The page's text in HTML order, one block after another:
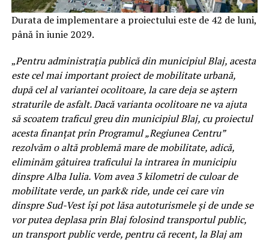
Durata de implementare a proiectului este de 42 de luni,
până în iunie 2029.
„Pentru administrația publică din municipiul Blaj, acesta
este cel mai important proiect de mobilitate urbană,
după cel al variantei ocolitoare, la care deja se aștern
straturile de asfalt. Dacă varianta ocolitoare ne va ajuta
să scoatem traficul greu din municipiul Blaj, cu proiectul
acesta finanțat prin Programul „Regiunea Centru”
rezolvăm o altă problemă mare de mobilitate, adică,
eliminăm gâtuirea traficului la intrarea în municipiu
dinspre Alba Iulia. Vom avea 3 kilometri de culoar de
mobilitate verde, un park& ride, unde cei care vin
dinspre Sud-Vest își pot lăsa autoturismele și de unde se
vor putea deplasa prin Blaj folosind transportul public,
un transport public verde, pentru că recent, la Blaj am